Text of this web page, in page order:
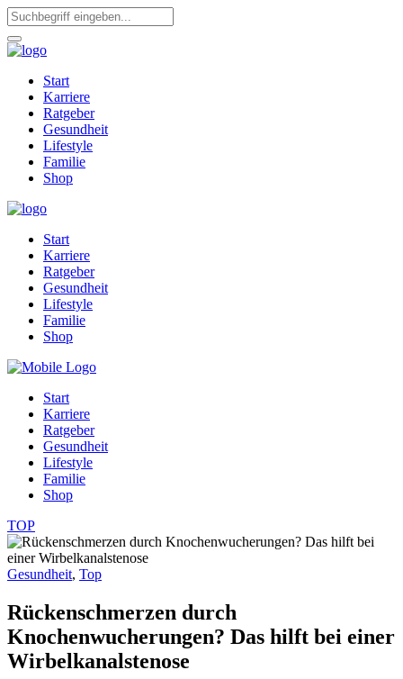
Start
Karriere
Ratgeber
Gesundheit
Lifestyle
Familie
Shop
Start
Karriere
Ratgeber
Gesundheit
Lifestyle
Familie
Shop
Start
Karriere
Ratgeber
Gesundheit
Lifestyle
Familie
Shop
TOP
Gesundheit, Top
Rückenschmerzen durch
Knochenwucherungen? Das hilft bei einer
Wirbelkanalstenose